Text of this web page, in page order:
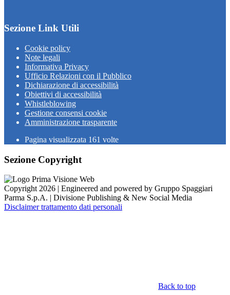
Sezione Link Utili
Cookie policy
Note legali
Informativa Privacy
Ufficio Relazioni con il Pubblico
Dichiarazione di accessibilità
Obiettivi di accessibilità
Whistleblowing
Gestione consensi cookie
Amministrazione trasparente
Pagina visualizzata 161 volte
Sezione Copyright
Copyright 2026 | Engineered and powered by Gruppo Spaggiari
Parma S.p.A. | Divisione Publishing & New Social Media
Disclaimer trattamento dati personali
Back to top